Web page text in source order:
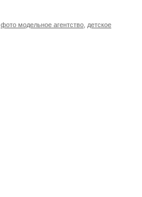
фото модельное агентство детское